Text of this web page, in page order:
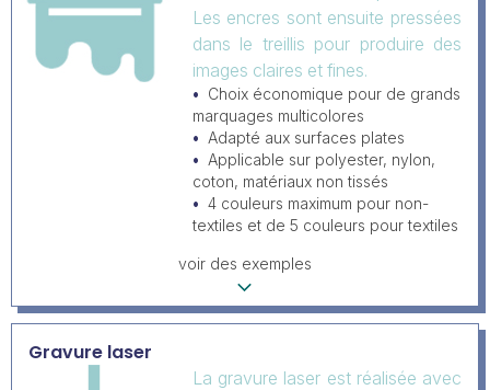
Les encres sont ensuite pressées
dans le treillis pour produire des
images claires et fines.
Choix économique pour de grands
marquages multicolores
Adapté aux surfaces plates
Applicable sur polyester, nylon,
coton, matériaux non tissés
4 couleurs maximum pour non-
textiles et de 5 couleurs pour textiles
voir des exemples
Gravure laser
La gravure laser est réalisée avec